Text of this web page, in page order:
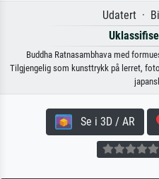
Udatert ·
Buddha Ratnasambhava med
Tilgjengelig som kunsttrykk på lerret,
Se i 3D / AR